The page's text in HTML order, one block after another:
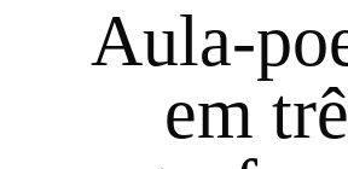
Aula-
em